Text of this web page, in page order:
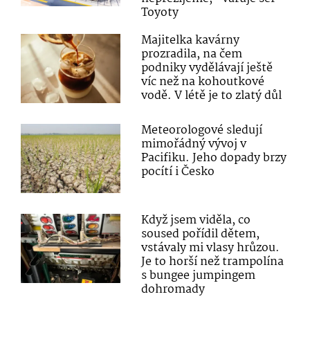
Toyoty
Majitelka kavárny
prozradila, na čem
podniky vydělávají ještě
víc než na kohoutkové
vodě. V létě je to zlatý důl
Meteorologové sledují
mimořádný vývoj v
Pacifiku. Jeho dopady brzy
pocítí i Česko
Když jsem viděla, co
soused pořídil dětem,
vstávaly mi vlasy hrůzou.
Je to horší než trampolína
s bungee jumpingem
dohromady